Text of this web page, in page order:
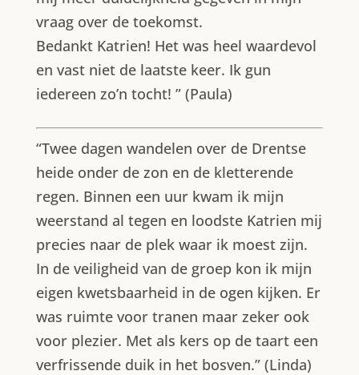
vraag over de toekomst.
Bedankt Katrien! Het was heel waardevol
en vast niet de laatste keer. Ik gun
iedereen zo’n tocht! ” (Paula)
“Twee dagen wandelen over de Drentse
heide onder de zon en de kletterende
regen. Binnen een uur kwam ik mijn
weerstand al tegen en loodste Katrien mij
precies naar de plek waar ik moest zijn.
In de veiligheid van de groep kon ik mijn
eigen kwetsbaarheid in de ogen kijken. Er
was ruimte voor tranen maar zeker ook
voor plezier. Met als kers op de taart een
verfrissende duik in het bosven.” (Linda)